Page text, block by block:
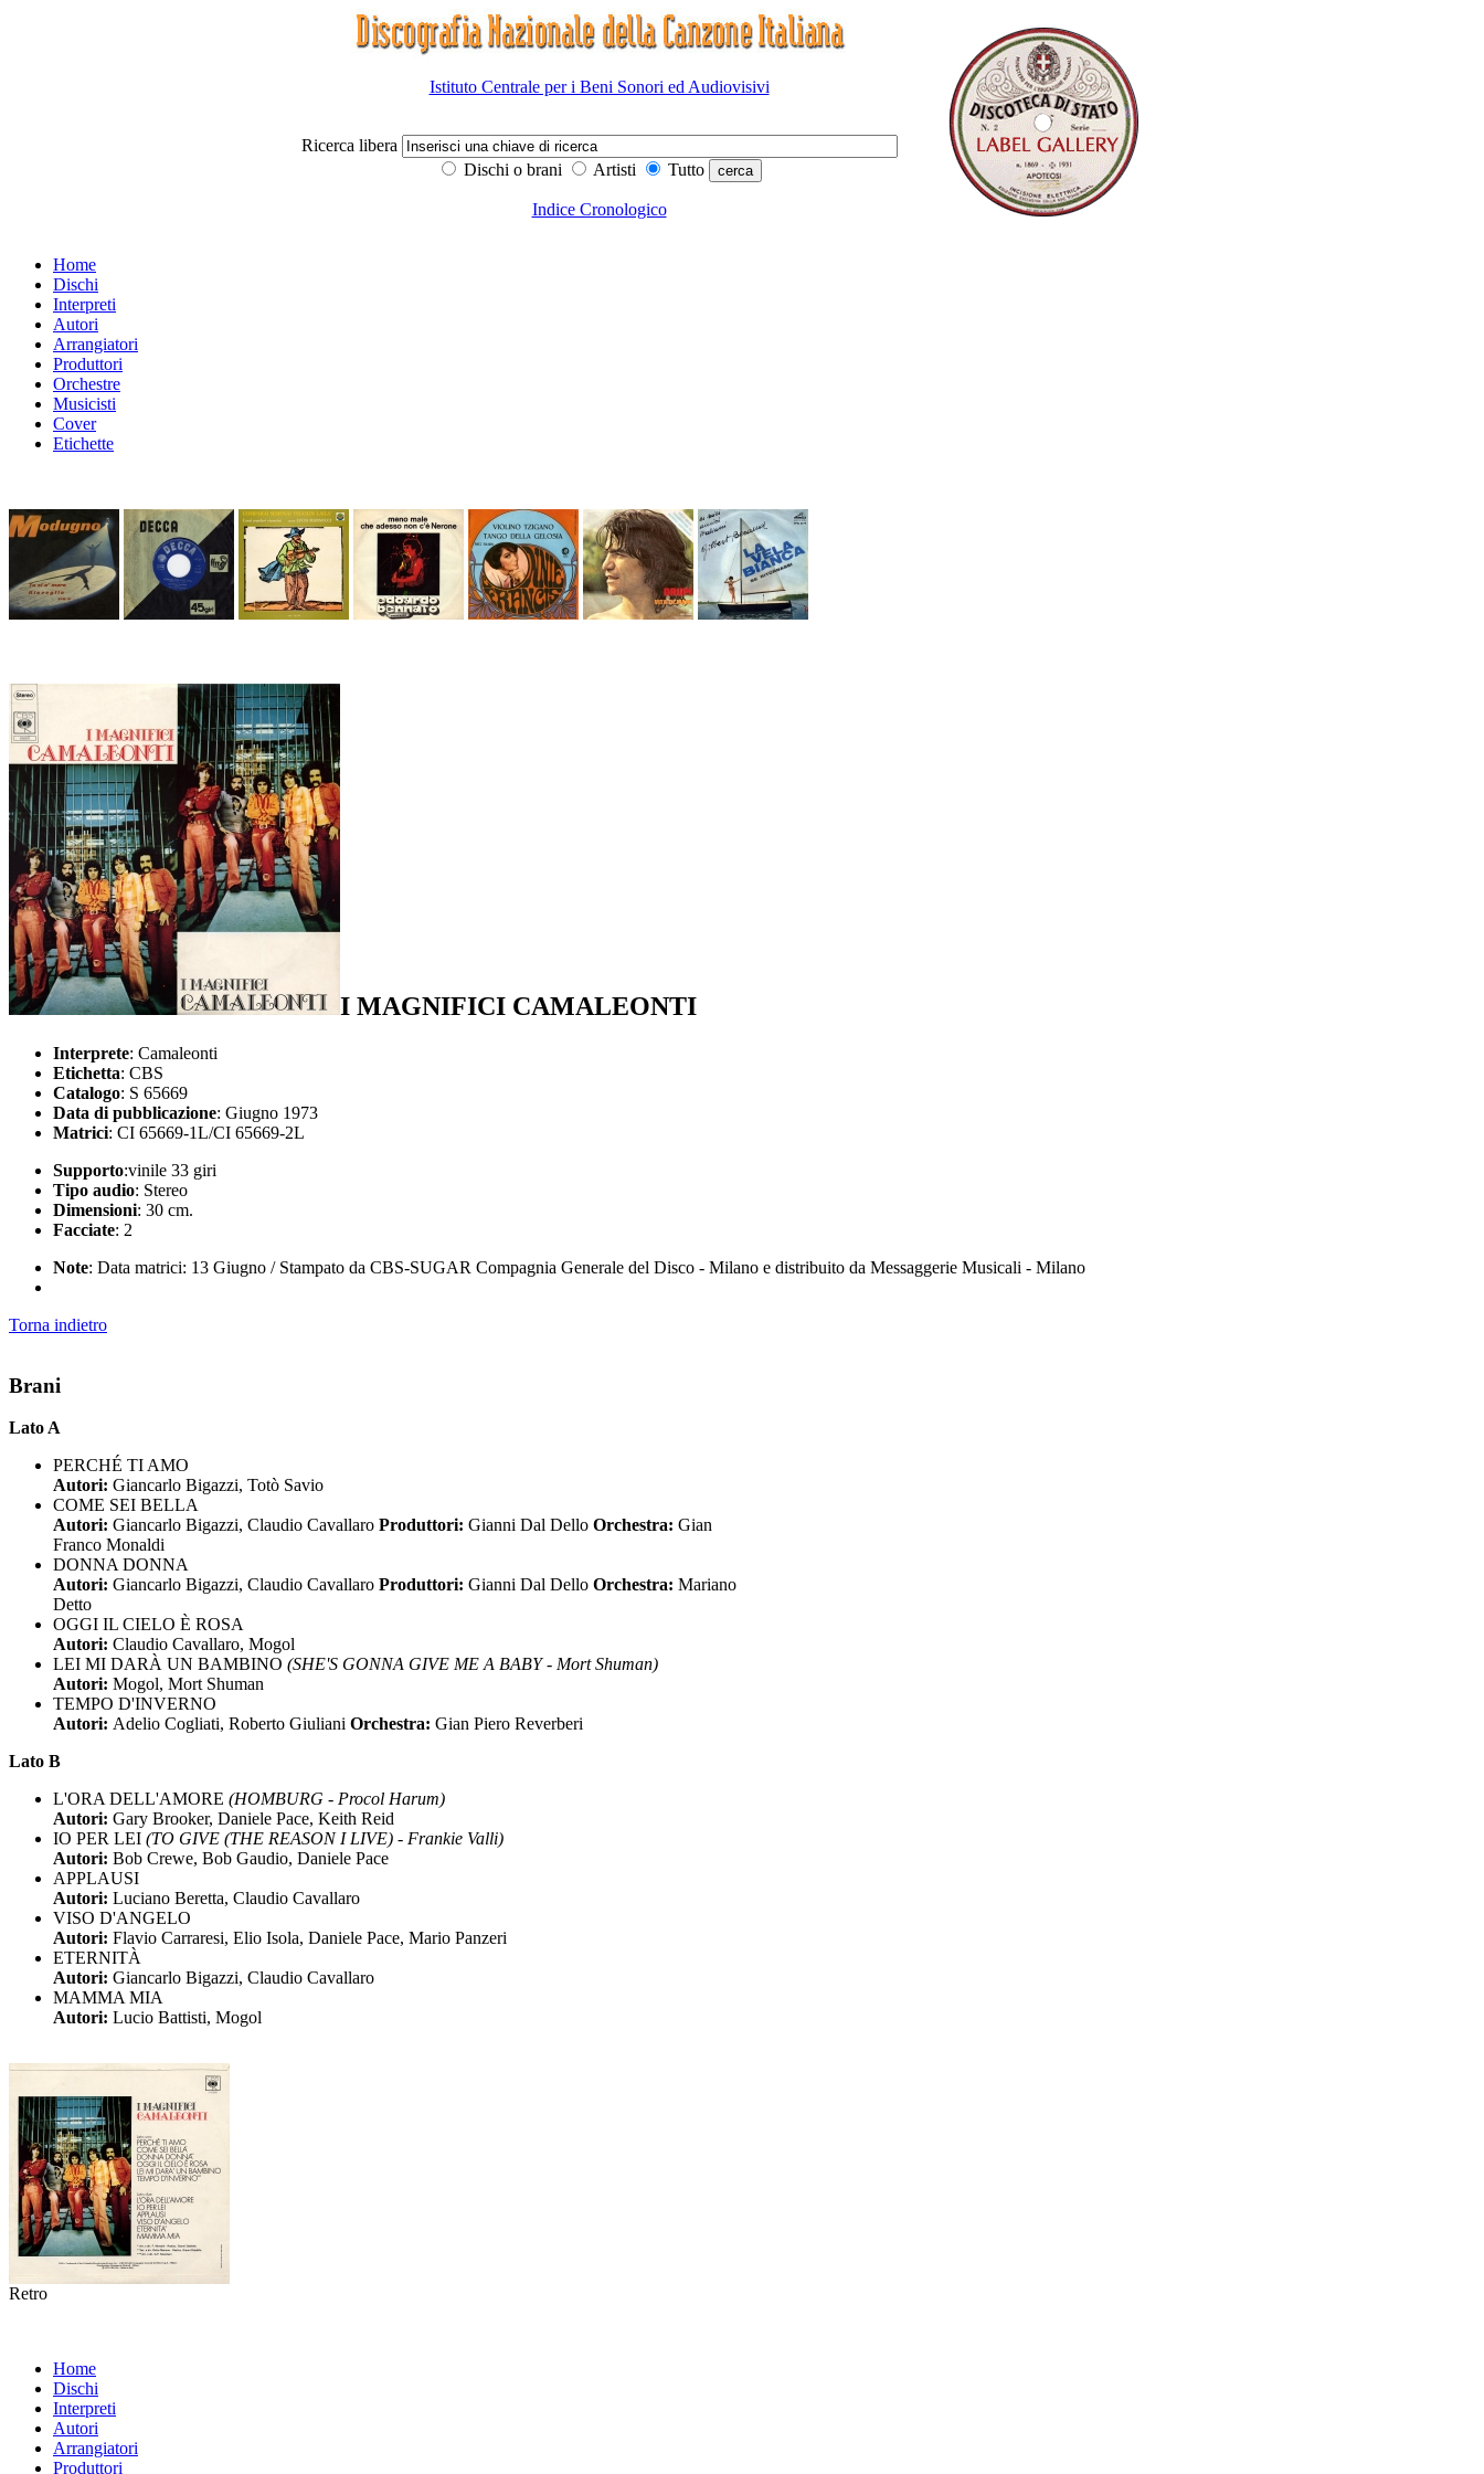
Istituto Centrale per i Beni Sonori ed Audiovisivi
Ricerca libera
Dischi o brani
Artisti Tutto
Indice Cronologico
Home
Dischi
Interpreti
Autori
Arrangiatori
Produttori
Orchestre
Musicisti
Cover
Etichette
I MAGNIFICI CAMALEONTI
Interprete: Camaleonti
Etichetta: CBS
Catalogo: S 65669
Data di pubblicazione: Giugno 1973
Matrici: CI 65669-1L/CI 65669-2L
Supporto:vinile 33 giri
Tipo audio: Stereo
Dimensioni: 30 cm.
Facciate: 2
Note: Data matrici: 13 Giugno / Stampato da CBS-SUGAR Compagnia Generale del Disco - Milano e distribuito da Messaggerie Musicali - Milano
Torna indietro
Brani
Lato A
PERCHÉ TI AMO
Autori: Giancarlo Bigazzi, Totò Savio
COME SEI BELLA
Autori: Giancarlo Bigazzi, Claudio Cavallaro Produttori: Gianni Dal Dello Orchestra: Gian
Franco Monaldi
DONNA DONNA
Autori: Giancarlo Bigazzi, Claudio Cavallaro Produttori: Gianni Dal Dello Orchestra: Mariano
Detto
OGGI IL CIELO È ROSA
Autori: Claudio Cavallaro, Mogol
LEI MI DARÀ UN BAMBINO (SHE'S GONNA GIVE ME A BABY - Mort Shuman)
Autori: Mogol, Mort Shuman
TEMPO D'INVERNO
Autori: Adelio Cogliati, Roberto Giuliani Orchestra: Gian Piero Reverberi
Lato B
L'ORA DELL'AMORE (HOMBURG - Procol Harum)
Autori: Gary Brooker, Daniele Pace, Keith Reid
IO PER LEI (TO GIVE (THE REASON I LIVE) - Frankie Valli)
Autori: Bob Crewe, Bob Gaudio, Daniele Pace
APPLAUSI
Autori: Luciano Beretta, Claudio Cavallaro
VISO D'ANGELO
Autori: Flavio Carraresi, Elio Isola, Daniele Pace, Mario Panzeri
ETERNITÀ
Autori: Giancarlo Bigazzi, Claudio Cavallaro
MAMMA MIA
Autori: Lucio Battisti, Mogol
Retro
Home
Dischi
Interpreti
Autori
Arrangiatori
Produttori